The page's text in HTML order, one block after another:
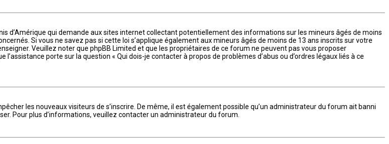
d’Amérique qui demande aux sites internet collectant potentiellement des informations sur les mineurs âgés de moins
Si vous ne savez pas si cette loi s’applique également aux mineurs âgés de moins de 13 ans inscrits sur votre
Veuillez noter que phpBB Limited et que les propriétaires de ce forum ne peuvent pas vous proposer
porte sur la question « Qui dois-je contacter à propos de problèmes d’abus ou d’ordres légaux liés à ce
les nouveaux visiteurs de s’inscrire. De même, il est également possible qu’un administrateur du forum ait banni
Pour plus d’informations, veuillez contacter un administrateur du forum.